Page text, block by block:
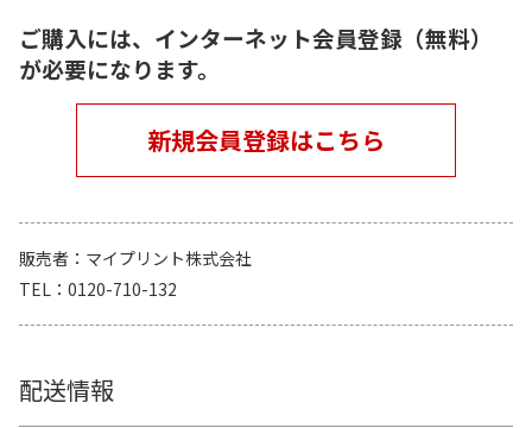
ご購入には、インターネット会員登録（無料）
が必要になります。
新規会員登録はこちら
販売者
マイプリント株式会社
TEL
0120-710-132
配送情報